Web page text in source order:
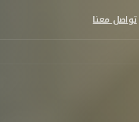
تواصل معنا